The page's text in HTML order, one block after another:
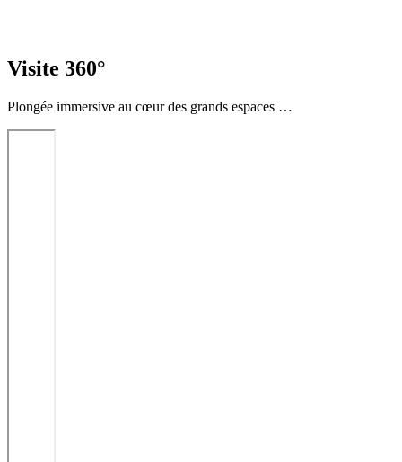
Visite 360°
Plongée immersive au cœur des grands espaces …